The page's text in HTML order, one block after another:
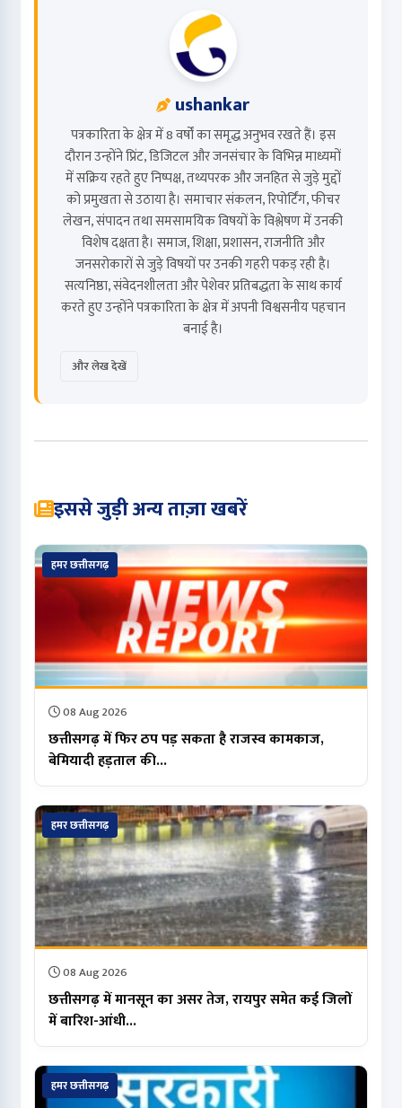
ushankar
पत्रकारिता के क्षेत्र में 8 वर्षों का समृद्ध अनुभव रखते हैं। इस
दौरान उन्होंने प्रिंट, डिजिटल और जनसंचार के विभिन्न माध्यमों
में सक्रिय रहते हुए निष्पक्ष, तथ्यपरक और जनहित से जुड़े मुद्दों
को प्रमुखता से उठाया है। समाचार संकलन, रिपोर्टिंग, फीचर
लेखन, संपादन तथा समसामयिक विषयों के विश्लेषण में उनकी
विशेष दक्षता है। समाज, शिक्षा, प्रशासन, राजनीति और
जनसरोकारों से जुड़े विषयों पर उनकी गहरी पकड़ रही है।
सत्यनिष्ठा, संवेदनशीलता और पेशेवर प्रतिबद्धता के साथ कार्य
करते हुए उन्होंने पत्रकारिता के क्षेत्र में अपनी विश्वसनीय पहचान
बनाई है।
और लेख देखें
इससे जुड़ी अन्य ताज़ा खबरें
हमर छत्तीसगढ़
08 Aug 2026
छत्तीसगढ़ में फिर ठप पड़ सकता है राजस्व कामकाज,
बेमियादी हड़ताल की...
हमर छत्तीसगढ़
08 Aug 2026
छत्तीसगढ़ में मानसून का असर तेज, रायपुर समेत कई जिलों
में बारिश-आंधी...
हमर छत्तीसगढ़